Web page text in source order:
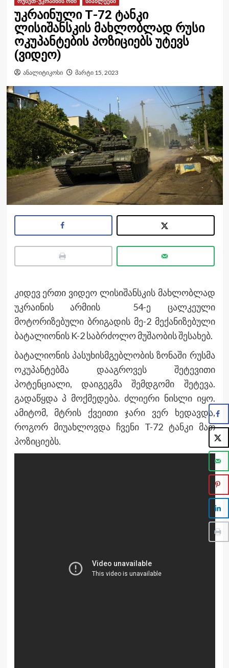
უკრაინული Т-72 ტანკი
ლისიშანსკის მახლობლად რუსი
ოკუპანტების პოზიციებს უტევს
(ვიდეო)
ანალიტიკოსი მარტი 15, 2023
კიდევ ერთი ვიდეო ლისიშანსკის მახლობლად
უკრაინის არმიის 54-ე ცალკეული
მოტორიზებული ბრიგადის მე-2 მექანიზებული
ბატალიონის K-2 საბრძოლო მუშაობის შესახებ.
ბატალიონის პასუხისმგებლობის ზონაში რუსმა
ოკუპანტებმა დააგროვეს შეტევითი
პოტენციალი, დაიგეგმა შემდგომი შეტევა.
გადაწყდა პ მოქმედება. ძლიერი ნისლი იყო.
ამიტომ, მტრის ქვეითი ჯარი ვერ ხედავდა,
როგორ მიუახლოვდა ჩვენი T-72 ტანკი მათ
პოზიციებს.